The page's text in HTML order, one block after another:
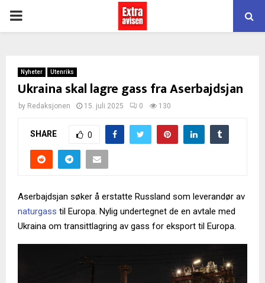
PRIMARY
Nyheter Utenriks
Ukraina skal lagre gass fra Aserbajdsjan
by Redaksjonen 15. juli 2025 0 130
SHARE 0
Aserbajdsjan søker å erstatte Russland som leverandør av
naturgass til Europa. Nylig undertegnet de en avtale med
Ukraina om transittlagring av gass for eksport til Europa.